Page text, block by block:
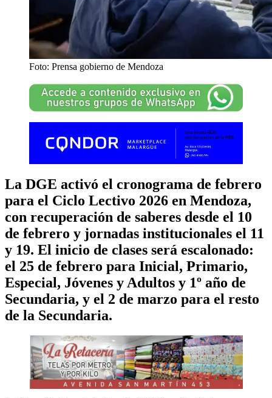
Foto: Prensa gobierno de Mendoza
La DGE activó el cronograma de febrero
para el Ciclo Lectivo 2026 en Mendoza,
con recuperación de saberes desde el 10
de febrero y jornadas institucionales el 11
y 19. El inicio de clases será escalonado:
el 25 de febrero para Inicial, Primario,
Especial, Jóvenes y Adultos y 1º año de
Secundaria, y el 2 de marzo para el resto
de la Secundaria.